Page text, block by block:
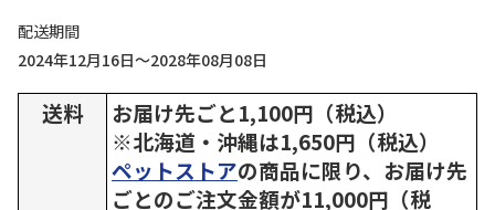
配送期間
2024年12月16日～2028年08月08日
送料
お届け先ごと1,100円（税込）
※北海道・沖縄は1,650円（税込）
ペットストアの商品に限り、お届け先
ごとのご注文金額が11,000円（税